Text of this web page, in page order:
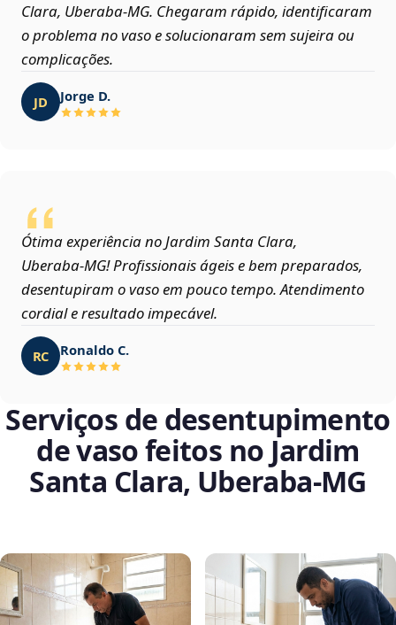
Clara, Uberaba‑MG. Chegaram rápido, identificaram
o problema no vaso e solucionaram sem sujeira ou
complicações.
JD Jorge D.
Ótima experiência no Jardim Santa Clara,
Uberaba‑MG! Profissionais ágeis e bem preparados,
desentupiram o vaso em pouco tempo. Atendimento
cordial e resultado impecável.
RC Ronaldo C.
Serviços de desentupimento
de vaso feitos no Jardim
Santa Clara, Uberaba‑MG